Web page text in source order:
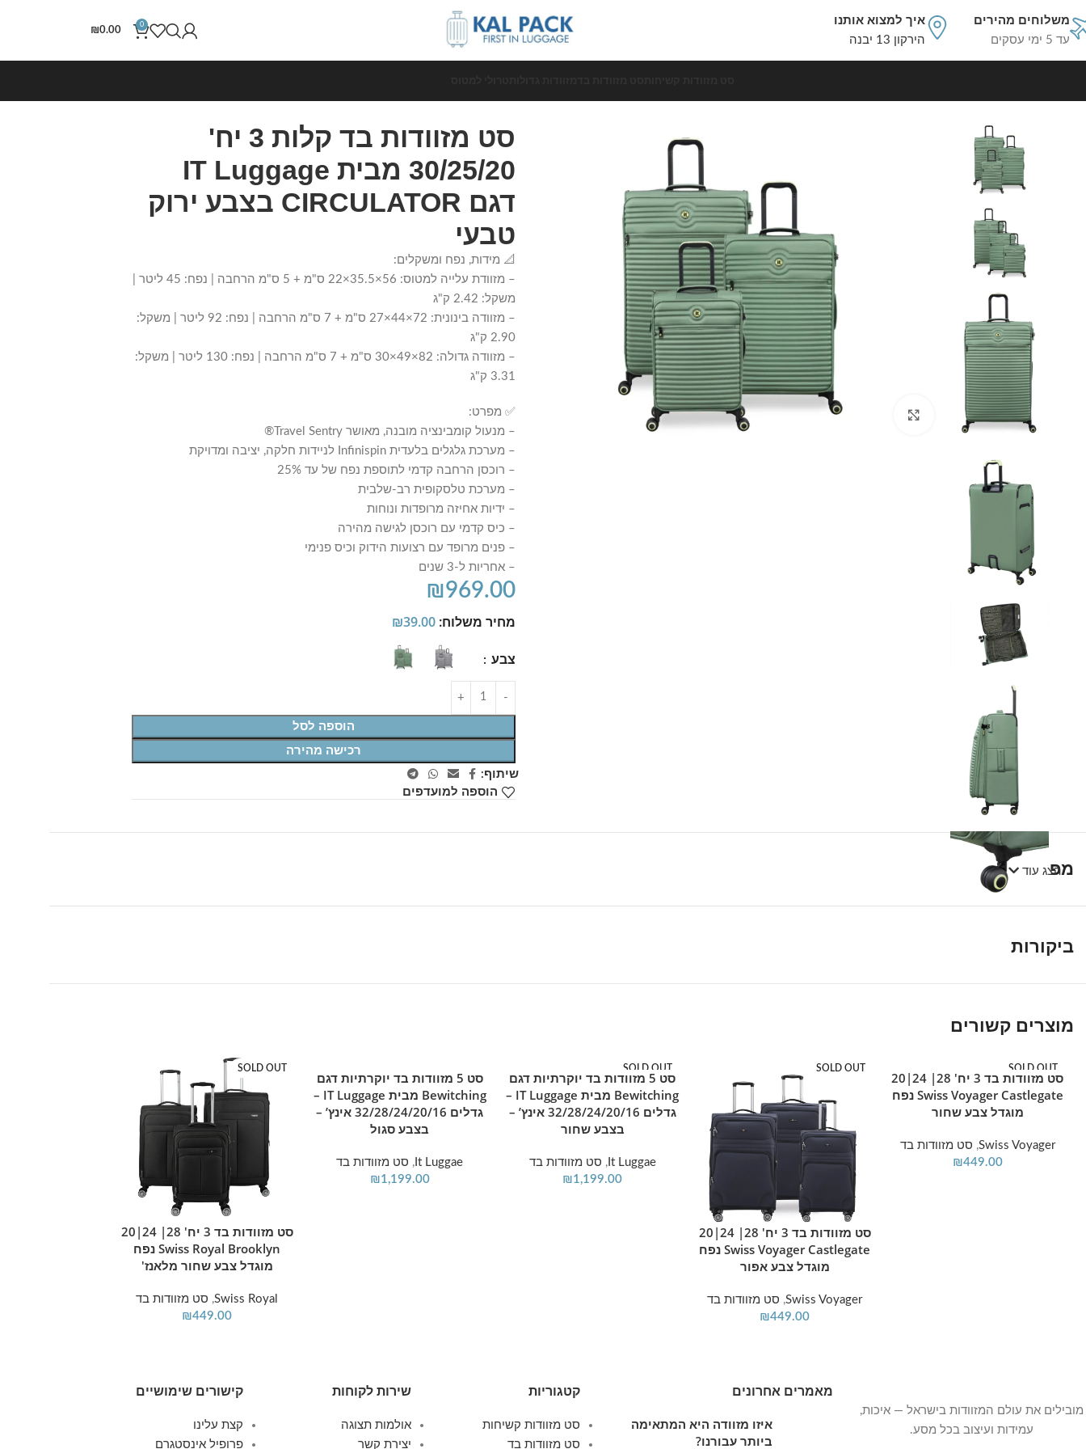
משלוחים מהירים
עד 5 ימי עסקים
איך למצוא אותנו
הירקון 13 יבנה
0
₪0.00
Click to enlarge
סט מזוודות בד קלות 3 יח'
30/25/20 מבית IT Luggage
דגם CIRCULATOR בצבע ירוק
טבעי
📐 מידות, נפח ומשקלים:
– מזוודת עלייה למטוס: 56×35.5×22 ס"מ + 5 ס"מ הרחבה | נפח: 45 ליטר |
משקל: 2.42 ק"ג
– מזוודה בינונית: 72×44×27 ס"מ + 7 ס"מ הרחבה | נפח: 92 ליטר | משקל:
2.90 ק"ג
– מזוודה גדולה: 82×49×30 ס"מ + 7 ס"מ הרחבה | נפח: 130 ליטר | משקל:
3.31 ק"ג
✅ מפרט:
– מנעול קומבינציה מובנה, מאושר Travel Sentry®
– מערכת גלגלים בלעדית Infinispin לניידות חלקה, יציבה ומדויקת
– רוכסן הרחבה קדמי לתוספת נפח של עד 25%
– מערכת טלסקופית רב-שלבית
– ידיות אחיזה מרופדות ונוחות
– כיס קדמי עם רוכסן לגישה מהירה
– פנים מרופד עם רצועות הידוק וכיס פנימי
– אחריות ל-3 שנים
₪969.00
מחיר משלוח: ₪39.00
צבע
הוספה לסל
רכישה מהירה
שיתוף:
הוספה למועדפים
מפרט טכני
הצג עוד
ביקורות
מוצרים קשורים
SOLD OUT
מידע נוסף
סט מזוודות בד 3 יח' 28| 24|20
Swiss Voyager Castlegate נפח
מוגדל צבע שחור
Swiss Voyager
, סט מזוודות בד
₪449.00
SOLD OUT
מידע נוסף
סט מזוודות בד 3 יח' 28| 24|20
Swiss Voyager Castlegate נפח
מוגדל צבע אפור
Swiss Voyager
, סט מזוודות בד
₪449.00
SOLD OUT
מידע נוסףסט 5 מזוודות בד יוקרתיות דגם
Bewitching מבית IT Luggage –
גדלים 32/28/24/20/16 אינץ’ –
בצבע שחור
It Luggae
, סט מזוודות בד
₪1,199.00
הוספה לסל
סט 5 מזוודות בד יוקרתיות דגם
Bewitching מבית IT Luggage –
גדלים 32/28/24/20/16 אינץ’ –
בצבע סגול
It Luggae
, סט מזוודות בד
₪1,199.00
SOLD OUT
מידע נוסף
סט מזוודות בד 3 יח' 28| 24|20
Swiss Royal Brooklyn נפח
מוגדל צבע שחור מלאנז'
Swiss Royal
, סט מזוודות בד
₪449.00
מובילים את עולם המזוודות בישראל — איכות,
עמידות ועיצוב בכל מסע.
מאמרים אחרונים
איזו מזוודה היא המתאימה
ביותר עבורנו?
קטגוריות
סט מזוודות קשיחות
סט מזוודות בד
שירות לקוחות
אולמות תצוגה
יצירת קשר
קישורים שימושיים
קצת עלינו
פרופיל אינסטגרם